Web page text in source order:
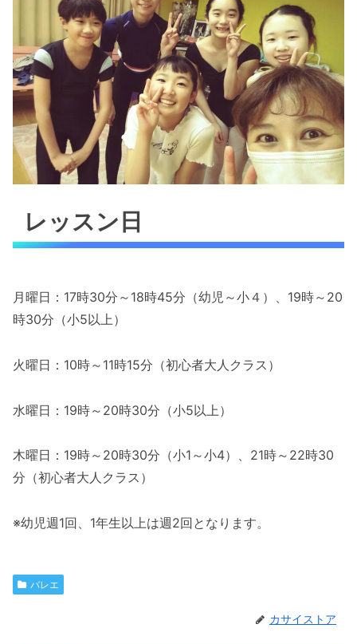
レッスン日
月曜日：17時30分～18時45分（幼児～小４）、19時～20
時30分（小5以上）
火曜日：10時～11時15分（初心者大人クラス）
水曜日：19時～20時30分（小5以上）
木曜日：19時～20時30分（小1～小4）、21時～22時30
分（初心者大人クラス）
※幼児週1回、1年生以上は週2回となります。
バレエ
カサイストア